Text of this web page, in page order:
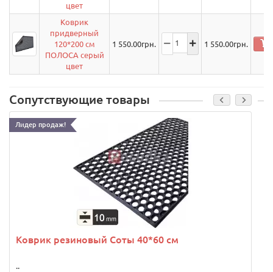
цвет
Коврик
придверный
120*200 см
ПОЛОСА серый
цвет
1 550.00грн. 1 550.00грн.
Сопутствующие товары
Лидер продаж!
Коврик резиновый Соты 40*60 см
..